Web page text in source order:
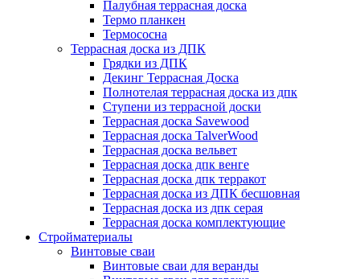
Палубная террасная доска
Термо планкен
Термососна
Террасная доска из ДПК
Грядки из ДПК
Декинг Террасная Доска
Полнотелая террасная доска из дпк
Ступени из террасной доски
Террасная доска Savewood
Террасная доска TalverWood
Террасная доска вельвет
Террасная доска дпк венге
Террасная доска дпк терракот
Террасная доска из ДПК бесшовная
Террасная доска из дпк серая
Террасная доска комплектующие
Стройматериалы
Винтовые сваи
Винтовые сваи для веранды